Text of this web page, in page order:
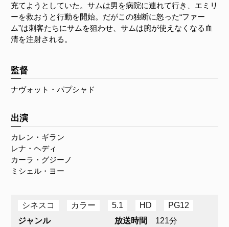
充てようとしていた。サムは男を病院に連れて行き、エミリ
ーを救おうと行動を開始。だがこの独断に怒った“ファー
ム”は刺客たちにサムを狙わせ、サムは腕が使えなくなる血
清を注射される。
監督
ナヴォット・パプシャド
出演
カレン・ギラン
レナ・ヘディ
カーラ・グジーノ
ミシェル・ヨー
シネスコ カラー 5.1 HD
PG12
ジャンル
放送時間 121分